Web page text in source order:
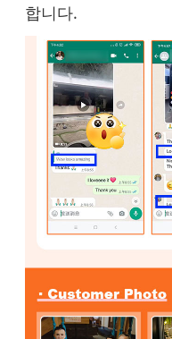
합니다.